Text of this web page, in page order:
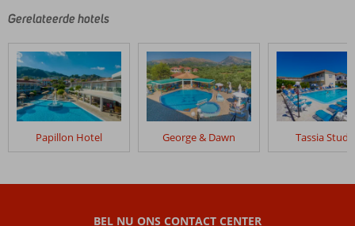
Gerelateerde hotels
Papillon Hotel George & Dawn Tassia
BEL NU ONS CONTACT CENTER